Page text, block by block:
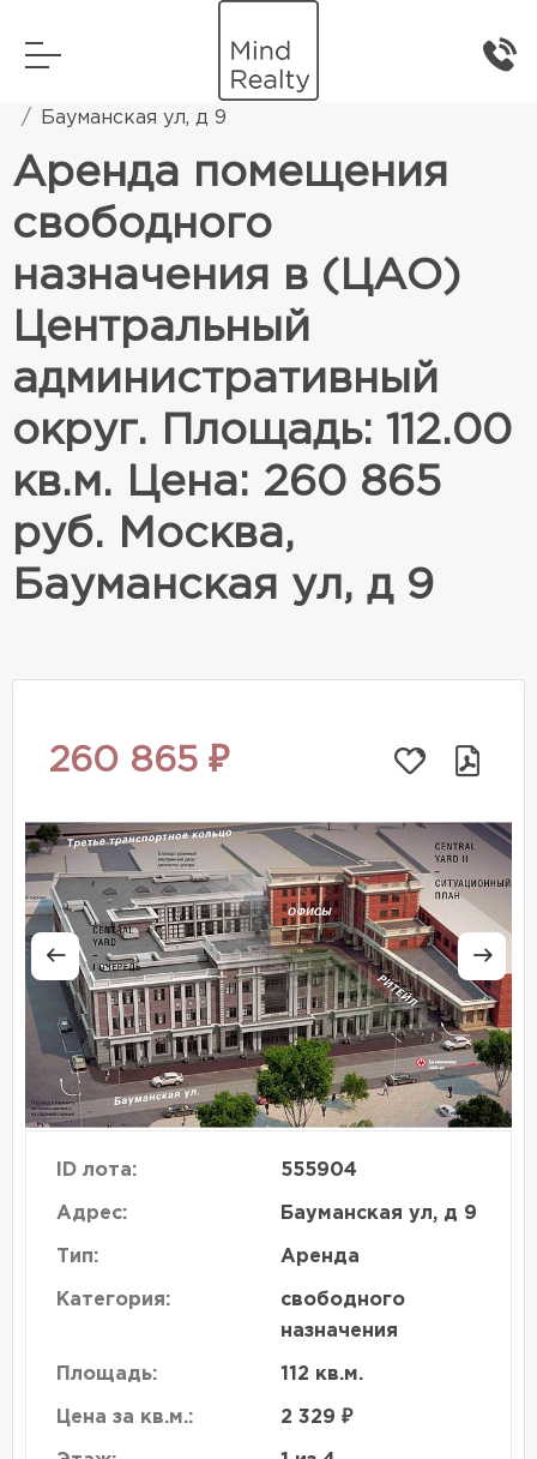
Коммерческая недвижимость
Бауманская ул, д 9
Аренда помещения
свободного
назначения в (ЦАО)
Центральный
административный
округ. Площадь: 112.00
кв.м. Цена: 260 865
руб. Москва,
Бауманская ул, д 9
260 865 ₽
ID лота: 555904
Адрес: Бауманская ул, д 9
Тип: Аренда
Категория:
свободного
назначения
Площадь: 112 кв.м.
Цена за кв.м.: 2 329 ₽